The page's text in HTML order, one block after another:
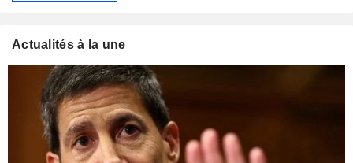
Actualités à la une